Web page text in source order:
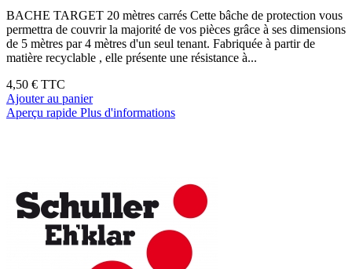
BACHE TARGET 20 mètres carrés Cette bâche de protection vous
permettra de couvrir la majorité de vos pièces grâce à ses dimensions
de 5 mètres par 4 mètres d'un seul tenant. Fabriquée à partir de
matière recyclable , elle présente une résistance à...
4,50 € TTC
Ajouter au panier
Aperçu rapide Plus d'informations